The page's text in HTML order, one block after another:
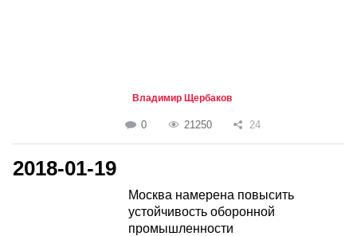
Владимир Щербаков
0 21250 24
2018-01-19
Москва намерена повысить
устойчивость оборонной
промышленности